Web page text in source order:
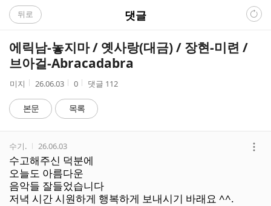
C
A
댓글
뒤로
에릭남-놓지마 / 옛사랑(대금) / 장현-미련 /
브아걸-Abracadabra
작
자
미지
작
시
간
26.06.03
조
수
0 댓글 112
본문 목록
작성자
수기. 작성시간
26.06.03
수고해주신 덕분에
오늘도 아름다운
음악들 잘들었습니다
저녁 시간 시원하게 행복하게 보내시기 바래요 ^^.